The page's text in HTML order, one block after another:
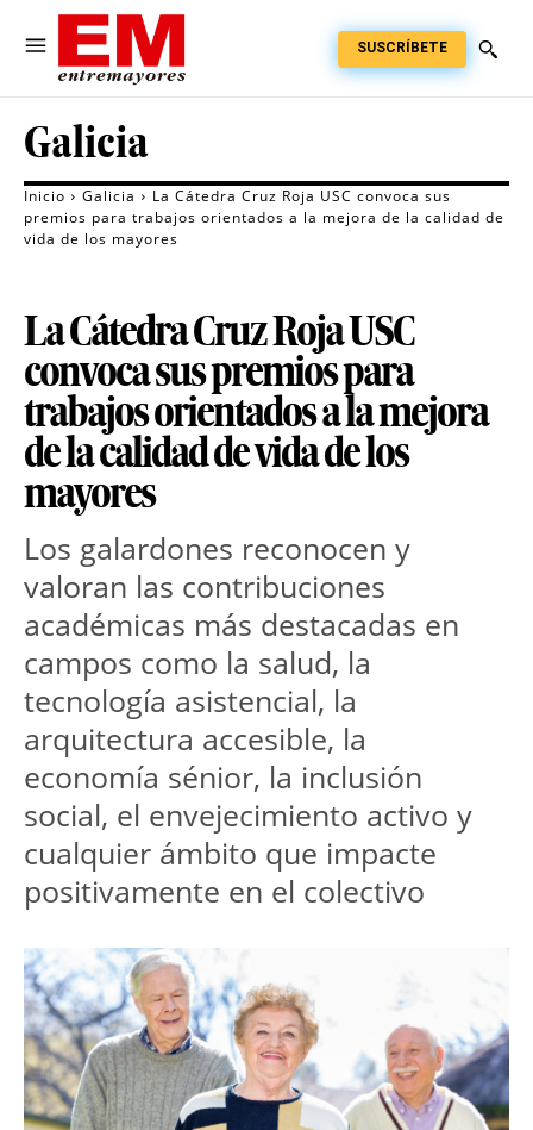
SUSCRÍBETE
Galicia
Inicio Galicia
La Cátedra Cruz Roja USC convoca sus
premios para trabajos orientados a la mejora de la calidad de
vida de los mayores
La Cátedra Cruz Roja USC
convoca sus premios para
trabajos orientados a la mejora
de la calidad de vida de los
mayores
Los galardones reconocen y
valoran las contribuciones
académicas más destacadas en
campos como la salud, la
tecnología asistencial, la
arquitectura accesible, la
economía sénior, la inclusión
social, el envejecimiento activo y
cualquier ámbito que impacte